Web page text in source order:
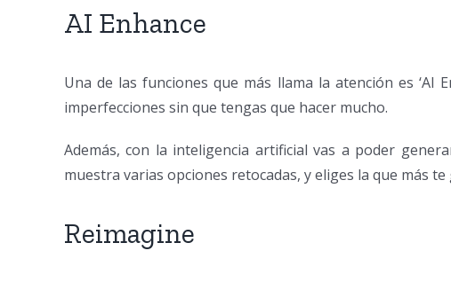
AI Enhance
Una de las funciones que más llama la atención es ‘AI
imperfecciones sin que tengas que hacer mucho.
Además, con la inteligencia artificial vas a poder
muestra varias opciones retocadas, y eliges la que más te
Reimagine